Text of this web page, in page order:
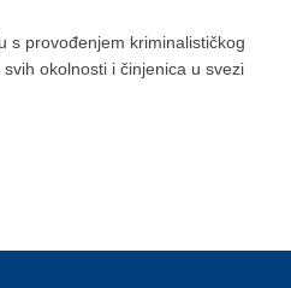
s provođenjem kriminalističkog
okolnosti i činjenica u svezi